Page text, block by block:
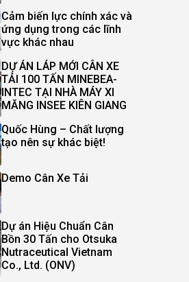
Cảm biến lực chính xác và
ứng dụng trong các lĩnh
vực khác nhau
DỰ ÁN LÁP MỚI CÂN XE
TẢI 100 TẤN MINEBEA-
INTEC TẠI NHÀ MÁY XI
MĂNG INSEE KIÊN GIANG
Quốc Hùng – Chất lượng
tạo nên sự khác biệt!
Demo Cân Xe Tải
Dự án Hiệu Chuẩn Cân
Bồn 30 Tấn cho Otsuka
Nutraceutical Vietnam
Co., Ltd. (ONV)